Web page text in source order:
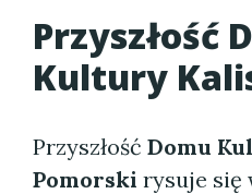
Przyszłość
Kultury
Przyszłość Domu
Pomorski rysuje się